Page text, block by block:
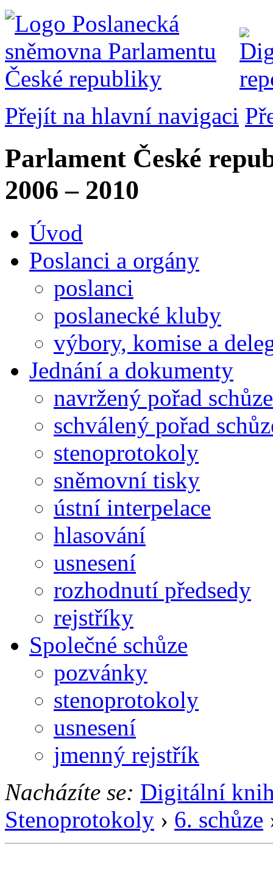
Přejít na hlavní navigaci
Parlament České
2006 – 2010
Úvod
Poslanci a orgány
poslanci
poslanecké kluby
výbory, komise a
Jednání a dokumenty
navržený pořad schůze
schválený pořad
stenoprotokoly
sněmovní tisky
ústní interpelace
hlasování
usnesení
rozhodnutí předsedy
rejstříky
Společné schůze
pozvánky
stenoprotokoly
usnesení
jmenný rejstřík
Nacházíte se: Digitální
Stenoprotokoly › 6. schůze